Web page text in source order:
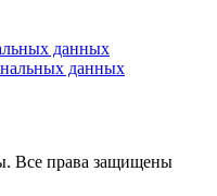
данных
данных
Все права защищены